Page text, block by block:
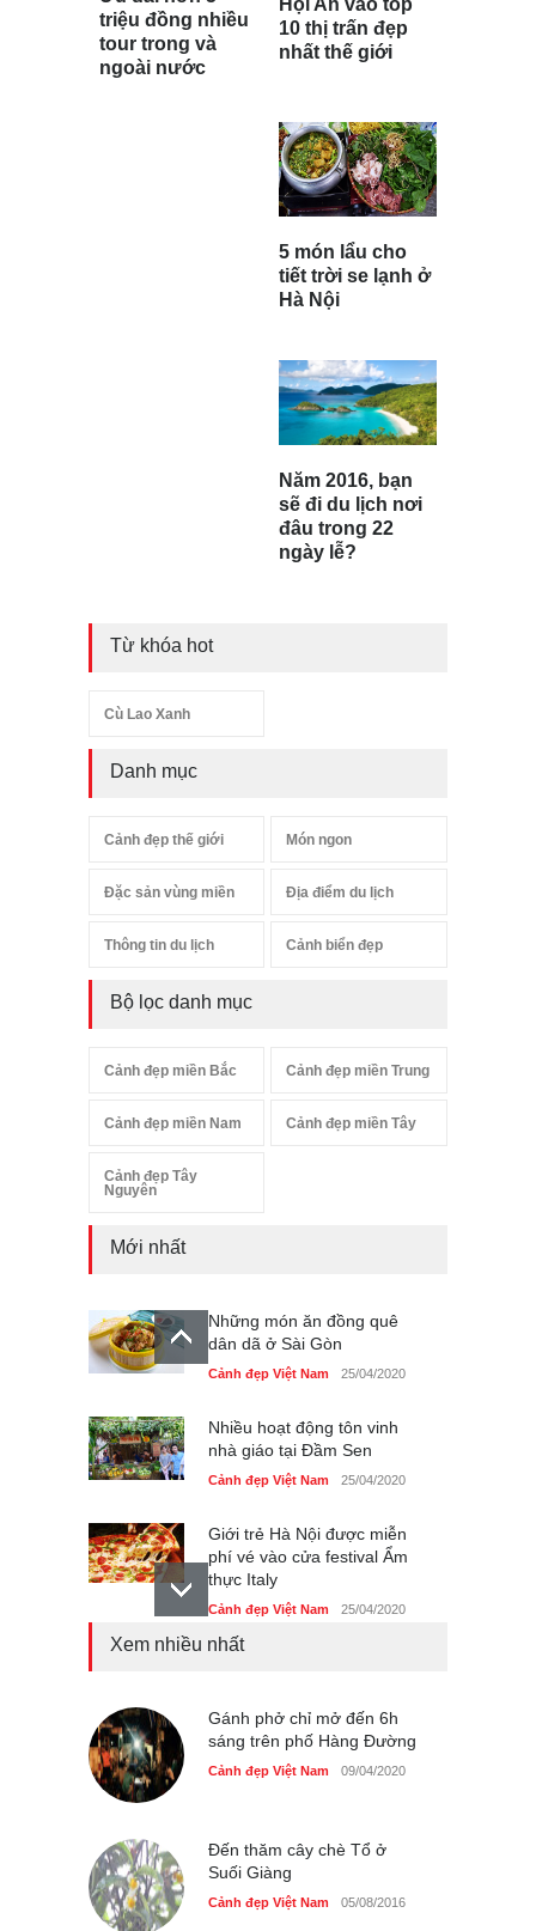
triệu đồng nhiều
tour trong và
ngoài nước
Hội An vào top
10 thị trấn đẹp
nhất thế giới
5 món lẩu cho
tiết trời se lạnh ở
Hà Nội
Năm 2016, bạn
sẽ đi du lịch nơi
đâu trong 22
ngày lễ?
Từ khóa hot
Cù Lao Xanh
Danh mục
Cảnh đẹp thế giới Món ngon
Đặc sản vùng miền Địa điểm du lịch
Thông tin du lịch Cảnh biển đẹp
Bộ lọc danh mục
Cảnh đẹp miền Bắc Cảnh đẹp miền Trung
Cảnh đẹp miền Nam Cảnh đẹp miền Tây
Cảnh đẹp Tây
Nguyên
Mới nhất
Những món ăn đồng quê
dân dã ở Sài Gòn
Cảnh đẹp Việt Nam 25/04/2020
Nhiều hoạt động tôn vinh
nhà giáo tại Đầm Sen
Cảnh đẹp Việt Nam 25/04/2020
Giới trẻ Hà Nội được miễn
phí vé vào cửa festival Ẩm
thực Italy
Cảnh đẹp Việt Nam 25/04/2020
Cảnh đẹp Việt Nam 25/04/2020
Bán đảo Sơn Trà sẽ là khu
Xem nhiều nhất
Gánh phở chỉ mở đến 6h
sáng trên phố Hàng Đường
Cảnh đẹp Việt Nam 09/04/2020
Đến thăm cây chè Tổ ở
Suối Giàng
Cảnh đẹp Việt Nam 05/08/2016